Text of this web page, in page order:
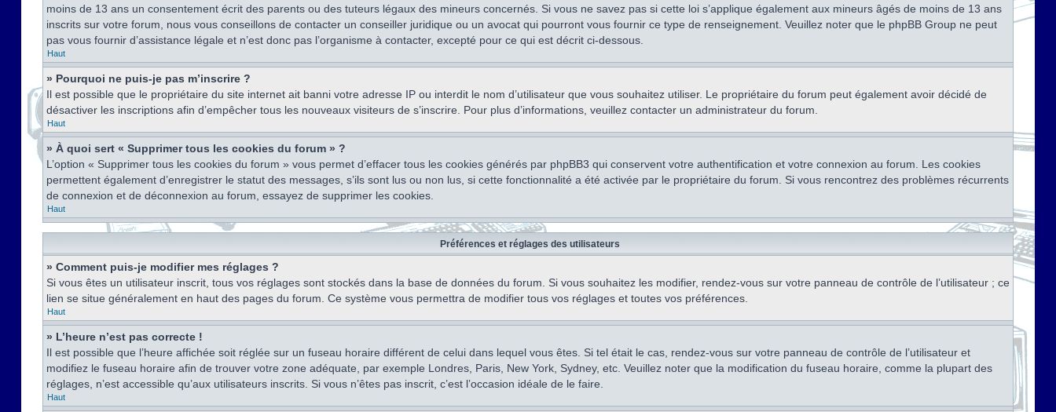
moins de 13 ans un consentement écrit des parents ou des tuteurs légaux des mineurs concernés. Si vous ne savez pas si cette loi s’applique également aux mineurs âgés de moins de 13 ans
inscrits sur votre forum, nous vous conseillons de contacter un conseiller juridique ou un avocat qui pourront vous fournir ce type de renseignement. Veuillez noter que le phpBB Group ne peut
pas vous fournir d’assistance légale et n’est donc pas l’organisme à contacter, excepté pour ce qui est décrit ci-dessous.
Haut
» Pourquoi ne puis-je pas m’inscrire ?
Il est possible que le propriétaire du site internet ait banni votre adresse IP ou interdit le nom d’utilisateur que vous souhaitez utiliser. Le propriétaire du forum peut également avoir décidé de
désactiver les inscriptions afin d’empêcher tous les nouveaux visiteurs de s’inscrire. Pour plus d’informations, veuillez contacter un administrateur du forum.
Haut
» À quoi sert « Supprimer tous les cookies du forum » ?
L’option « Supprimer tous les cookies du forum » vous permet d’effacer tous les cookies générés par phpBB3 qui conservent votre authentification et votre connexion au forum. Les cookies
permettent également d’enregistrer le statut des messages, s’ils sont lus ou non lus, si cette fonctionnalité a été activée par le propriétaire du forum. Si vous rencontrez des problèmes récurrents
de connexion et de déconnexion au forum, essayez de supprimer les cookies.
Haut
Préférences et réglages des utilisateurs
» Comment puis-je modifier mes réglages ?
Si vous êtes un utilisateur inscrit, tous vos réglages sont stockés dans la base de données du forum. Si vous souhaitez les modifier, rendez-vous sur votre panneau de contrôle de l’utilisateur ; ce
lien se situe généralement en haut des pages du forum. Ce système vous permettra de modifier tous vos réglages et toutes vos préférences.
Haut
» L’heure n’est pas correcte !
Il est possible que l’heure affichée soit réglée sur un fuseau horaire différent de celui dans lequel vous êtes. Si tel était le cas, rendez-vous sur votre panneau de contrôle de l’utilisateur et
modifiez le fuseau horaire afin de trouver votre zone adéquate, par exemple Londres, Paris, New York, Sydney, etc. Veuillez noter que la modification du fuseau horaire, comme la plupart des
réglages, n’est accessible qu’aux utilisateurs inscrits. Si vous n’êtes pas inscrit, c’est l’occasion idéale de le faire.
Haut